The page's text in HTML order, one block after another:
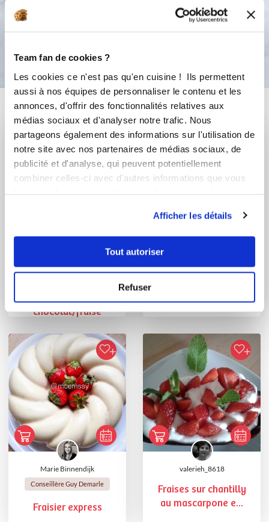
Team fan de cookies ?
Les cookies ce n'est pas qu'en cuisine ! Ils permettent
aussi à nos équipes de personnaliser le contenu et les
annonces, d'offrir des fonctionnalités relatives aux
médias sociaux et d'analyser notre trafic. Nous
partageons également des informations sur l'utilisation de
notre site avec nos partenaires de médias sociaux, de
publicité et d'analyse, qui peuvent potentiellement
combiner celles-ci avec d'autres informations que vous
Afficher les détails
Tout autoriser
Refuser
Bon appétit !
Vous aimerez aussi ...
Conseillère Guy Demarle
Cupcakes
chocolat/fraise
Conseillère Guy Demarle
Tarte aux fraises
Marie Binnendijk
Conseillère Guy Demarle
Fraisier express
valerieh_8618
Fraises sur chantilly
au mascarpone e...